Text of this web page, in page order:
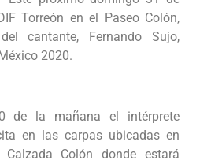
Torreón en el Paseo Colón,
cantante, Fernando Sujo,
2020.
de la mañana el intérprete
en las carpas ubicadas en
Colón donde estará